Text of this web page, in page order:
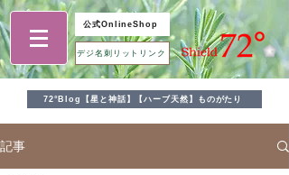
公式OnlineShop
デジ名刺リットリンク
72°Blog【星と神話】【ハーブ天然】ものがたり
記事